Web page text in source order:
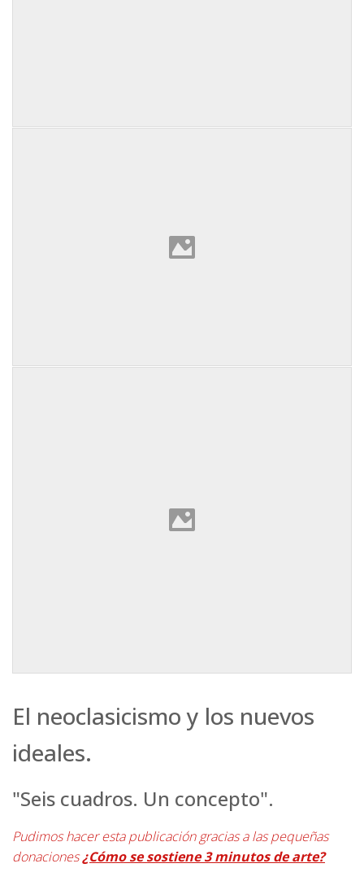
El neoclasicismo y los nuevos
ideales.
"Seis cuadros. Un concepto".
Pudimos hacer esta publicación gracias a las pequeñas
donaciones¿Cómo se sostiene 3 minutos de arte?